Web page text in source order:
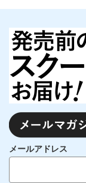
メールアドレス